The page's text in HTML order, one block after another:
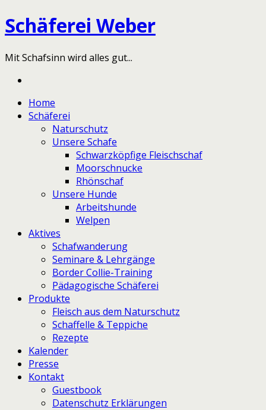
Schäferei Weber
Mit Schafsinn wird alles gut...
Home
Schäferei
Naturschutz
Unsere Schafe
Schwarzköpfige Fleischschaf
Moorschnucke
Rhönschaf
Unsere Hunde
Arbeitshunde
Welpen
Aktives
Schafwanderung
Seminare & Lehrgänge
Border Collie-Training
Pädagogische Schäferei
Produkte
Fleisch aus dem Naturschutz
Schaffelle & Teppiche
Rezepte
Kalender
Presse
Kontakt
Guestbook
Datenschutz Erklärungen